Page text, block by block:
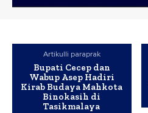
Artikulli paraprak
Bupati Cecep dan
Wabup Asep Hadiri
Kirab Budaya Mahkota
Binokasih di
Tasikmalaya